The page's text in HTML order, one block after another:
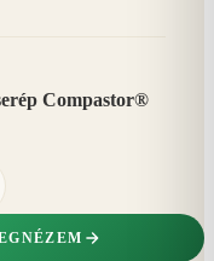
Compastor®